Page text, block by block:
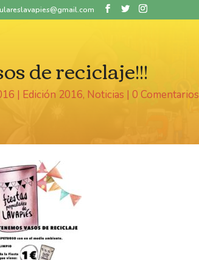
de reciclaje!!!
| Edición 2016, Noticias | 0 Comentarios